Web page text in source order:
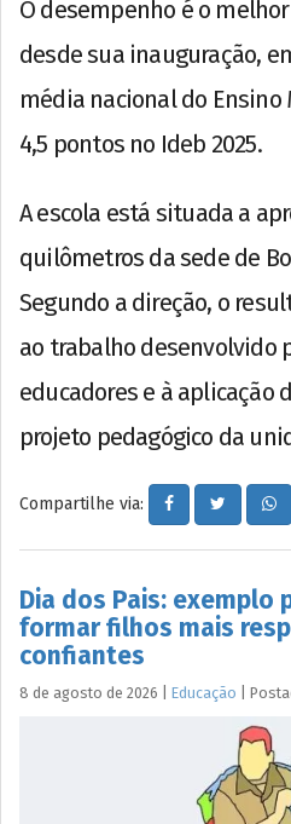
O desempenho é o
desde sua inauguração,
média nacional do Ensino
4,5 pontos no Ideb 2025.
A escola está situada a
quilômetros da sede de
Segundo a direção, o
ao trabalho desenvolvido
educadores e à aplicação
projeto pedagógico da
Compartilhe via:
Dia dos Pais: exemplo
formar filhos mais
confiantes
8 de agosto de 2026 Educação